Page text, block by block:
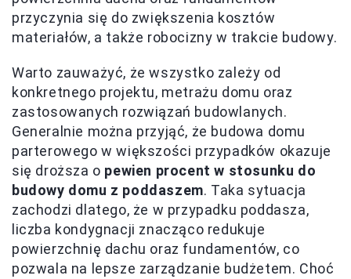
przyczynia się do zwiększenia kosztów
materiałów, a także robocizny w trakcie budowy.
Warto zauważyć, że wszystko zależy od
konkretnego projektu, metrażu domu oraz
zastosowanych rozwiązań budowlanych.
Generalnie można przyjąć, że budowa domu
parterowego w większości przypadków okazuje
się droższa o pewien procent w stosunku do
budowy domu z poddaszem. Taka sytuacja
zachodzi dlatego, że w przypadku poddasza,
liczba kondygnacji znacząco redukuje
powierzchnię dachu oraz fundamentów, co
pozwala na lepsze zarządzanie budżetem. Choć